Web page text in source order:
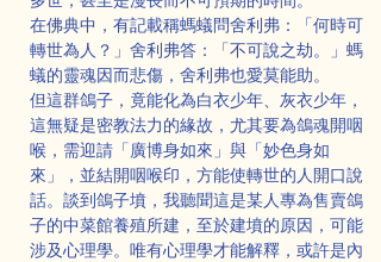
在佛典中，有記載稱螞蟻問舍利弗：「何時可
轉世為人？」舍利弗答：「不可說之劫。」螞
蟻的靈魂因而悲傷，舍利弗也愛莫能助。
但這群鴿子，竟能化為白衣少年、灰衣少年，
這無疑是密教法力的緣故，尤其要為鴿魂開咽
喉，需迎請「廣博身如來」與「妙色身如
來」，並結開咽喉印，方能使轉世的人開口說
話。談到鴿子墳，我聽聞這是某人專為售賣鴿
子的中菜館養殖所建，至於建墳的原因，可能
涉及心理學。唯有心理學才能解釋，或許是內